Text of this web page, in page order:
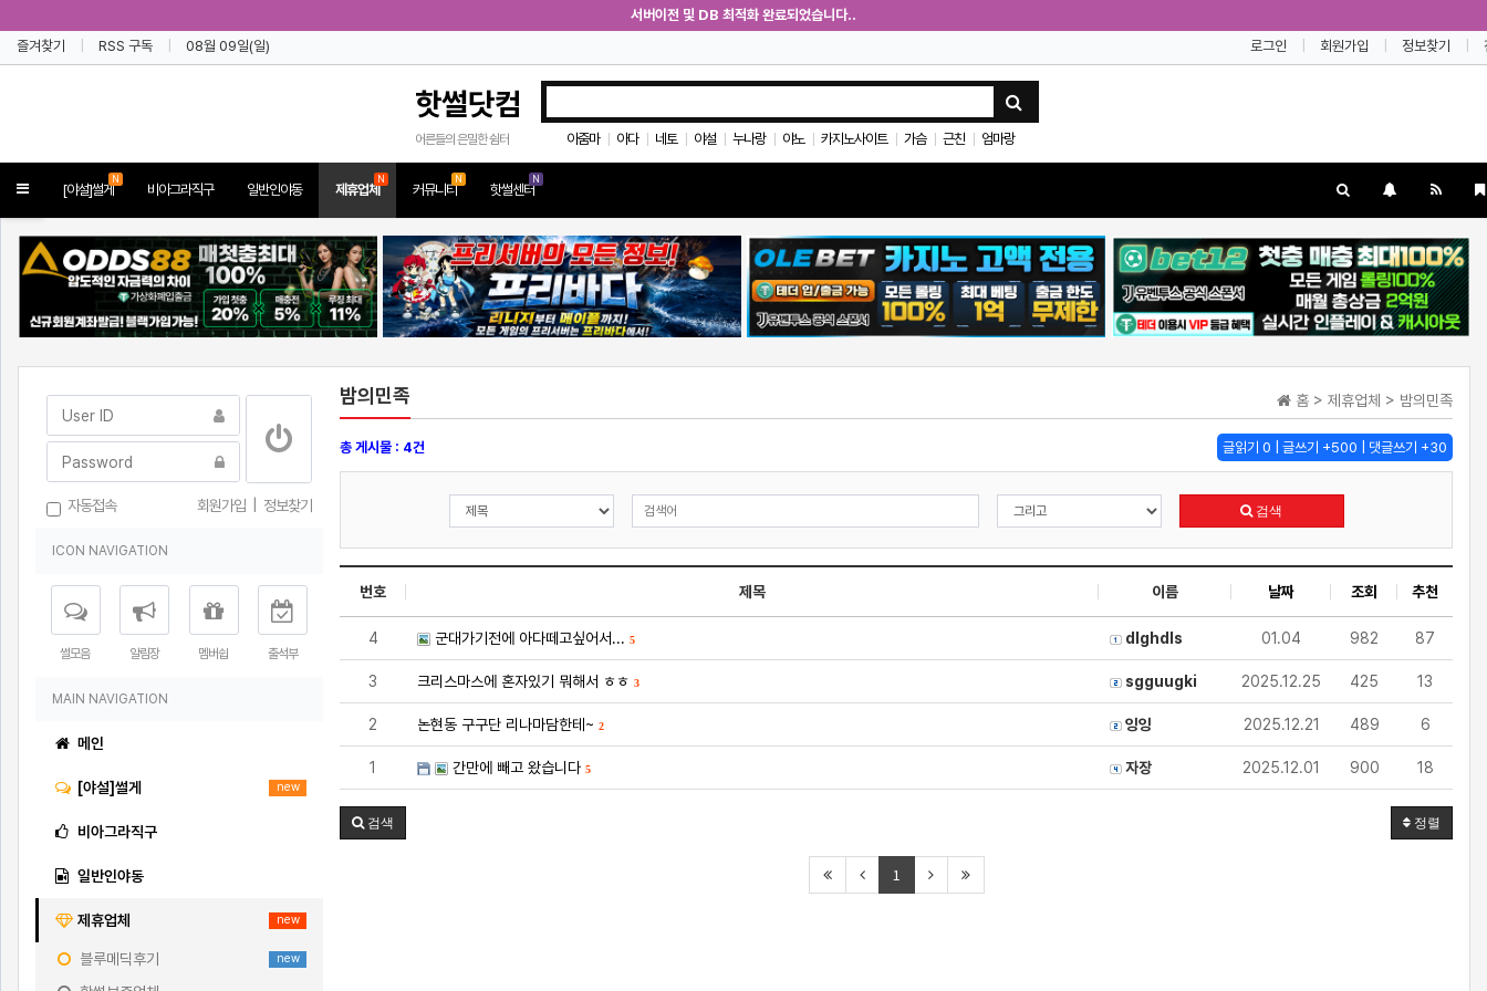
서버이전 및 DB 최적화 완료되었습니다..
즐겨찾기
RSS 구독 08월 09일(일) 로그인 회원가입 정보찾기
핫썰닷컴
어른들의 은밀한 쉼터 아줌마 아다 네토 야설 누나랑 야노 카지노사이트 가슴 근친 엄마랑
Toggle[야설]썰게
N
비아그라직구 일반인야동 제휴업체
N
커뮤니티
N
핫썰센터
N
홈 > 제휴업체 > 밤의민족
밤의민족
글읽기 0 | 글쓰기 +500 | 댓글쓰기 +30
총 게시물 : 4건
검색
번호 제목 이름 날짜 조회 추천
4 군대가기전에 아다떼고싶어서... 5 dlghdls 01.04 982 87
3 크리스마스에 혼자있기 뭐해서 ㅎㅎ 3 sgguugki 2025.12.25 425 13
2 논현동 구구단 리나마담한테~ 2 잉잉 2025.12.21 489 6
1 간만에 빼고 왔습니다 5 자장 2025.12.01 900 18
정렬
검색
1
자동접속 회원가입 정보찾기
ICON NAVIGATION
썰모음 알림장 멤버쉽 출석부
MAIN NAVIGATION
메인
[야설]썰게 new
비아그라직구
일반인야동
제휴업체 new
new
블루메딕후기